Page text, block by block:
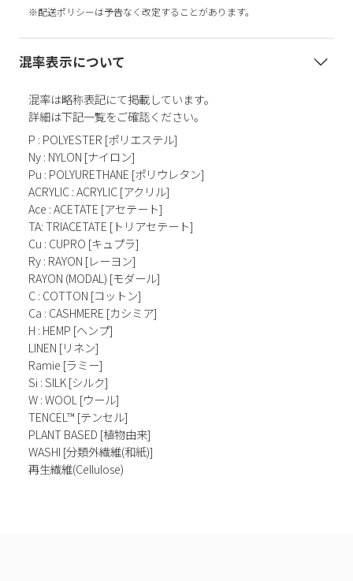
※配送ポリシーは予告なく改定することがあります。
混率表示について
混率は略称表記にて掲載しています。
詳細は下記一覧をご確認ください。
P : POLYESTER [ポリエステル]
Ny : NYLON [ナイロン]
Pu : POLYURETHANE [ポリウレタン]
ACRYLIC : ACRYLIC [アクリル]
Ace : ACETATE [アセテート]
TA: TRIACETATE [トリアセテート]
Cu : CUPRO [キュプラ]
Ry : RAYON [レーヨン]
RAYON (MODAL) [モダール]
C : COTTON [コットン]
Ca : CASHMERE [カシミア]
H : HEMP [ヘンプ]
LINEN [リネン]
Ramie [ラミー]
Si : SILK [シルク]
W : WOOL [ウール]
TENCEL™ [テンセル]
PLANT BASED [植物由来]
WASHI [分類外繊維(和紙)]
再生繊維(Cellulose)